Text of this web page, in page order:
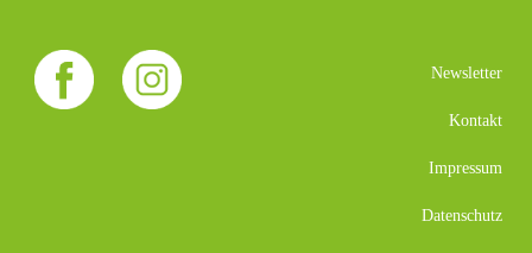
Newsletter
Kontakt
Impressum
Datenschutz